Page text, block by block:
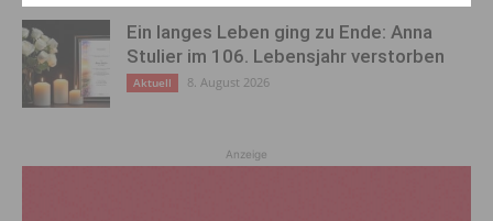
Ein langes Leben ging zu Ende: Anna
Stulier im 106. Lebensjahr verstorben
Aktuell 8. August 2026
Anzeige